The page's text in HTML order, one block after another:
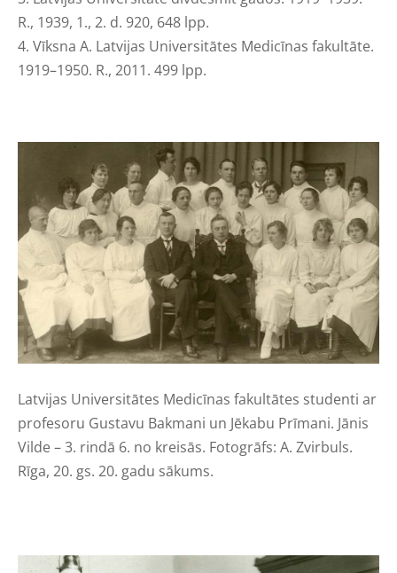
R., 1939, 1., 2. d. 920, 648 lpp.
4. Vīksna A. Latvijas Universitātes Medicīnas fakultāte.
1919–1950. R., 2011. 499 lpp.
Latvijas Universitātes Medicīnas fakultātes studenti ar
profesoru Gustavu Bakmani un Jēkabu Prīmani. Jānis
Vilde – 3. rindā 6. no kreisās. Fotogrāfs: A. Zvirbuls.
Rīga, 20. gs. 20. gadu sākums.